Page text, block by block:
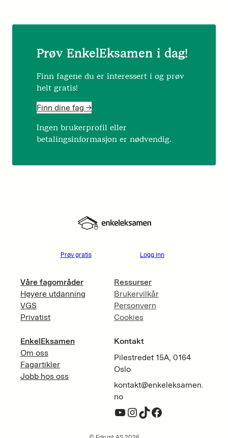
Prøv EnkelEksamen i dag!
Finn fagene du er interessert i og prøv
helt gratis!
Finn dine fag ->
Ingen brukerprofil eller
betalingsinformasjon er nødvendig.
Prøv gratis Logg inn
Våre fagområder
Høyere utdanning
VGS
Privatist
EnkelEksamen
Om oss
Fagartikler
Jobb hos oss
Ressurser
Brukervilkår
Personvern
Cookies
Kontakt
Pilestredet 15A, 0164
Oslo
kontakt@enkeleksamen.
no
YouTube InstagramTikTok Facebook